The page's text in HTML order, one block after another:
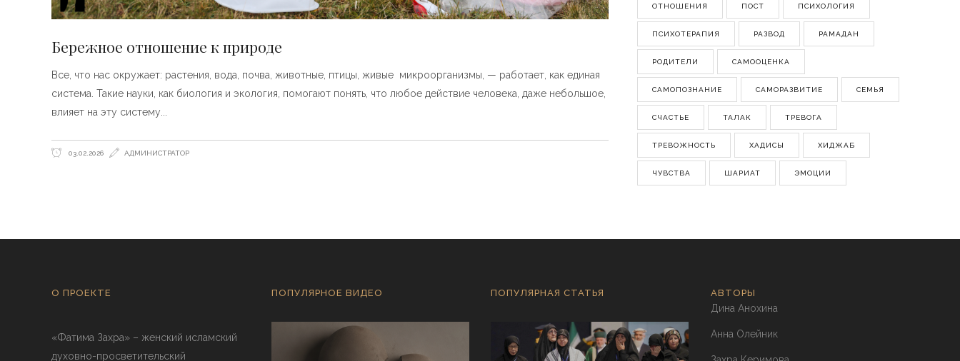
Бережное отношение к природе
Все, что нас окружает: растения, вода, почва, животные, птицы, живые микроорганизмы, — работает, как единая
система. Такие науки, как биология и экология, помогают понять, что любое действие человека, даже небольшое,
влияет на эту систему
03.02.2026 АДМИНИСТРАТОР
ОТНОШЕНИЯ ПОСТ ПСИХОЛОГИЯ
ПСИХОТЕРАПИЯ РАЗВОД РАМАДАН
РОДИТЕЛИ САМООЦЕНКА
САМОПОЗНАНИЕ САМОРАЗВИТИЕ СЕМЬЯ
СЧАСТЬЕ ТАЛАК ТРЕВОГА
ТРЕВОЖНОСТЬ ХАДИСЫ ХИДЖАБ
ЧУВСТВА ШАРИАТ ЭМОЦИИ
О ПРОЕКТЕ
«Фатима Захра» – женский исламский
духовно-просветительский
ПОПУЛЯРНОЕ ВИДЕО ПОПУЛЯРНАЯ СТАТЬЯ АВТОРЫ
Дина Анохина
Анна Олейник